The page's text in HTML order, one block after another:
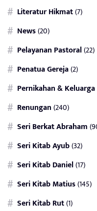
Literatur Hikmat(7)
News(20)
Pelayanan Pastoral(22)
Penatua Gereja(2)
Pernikahan & Keluarga
Renungan(240)
Seri Berkat Abraham
Seri Kitab Ayub(32)
Seri Kitab Daniel(17)
Seri Kitab Matius(145)
Seri Kitab Rut(1)